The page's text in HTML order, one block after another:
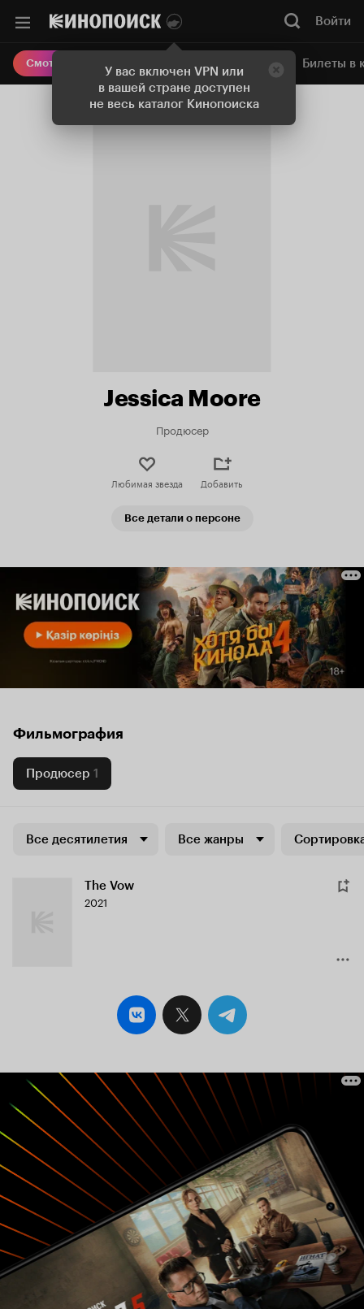
У вас включен VPN или
в вашей стране доступен
не весь каталог Кинопоиска
Войти
Смотреть кино Онлайн-кинотеатр Билеты в
Jessica Moore
Продюсер
Любимая звезда Добавить
Все детали о персоне
Фильмография
Продюсер 1
Все десятилетия Все жанры
The Vow
2021